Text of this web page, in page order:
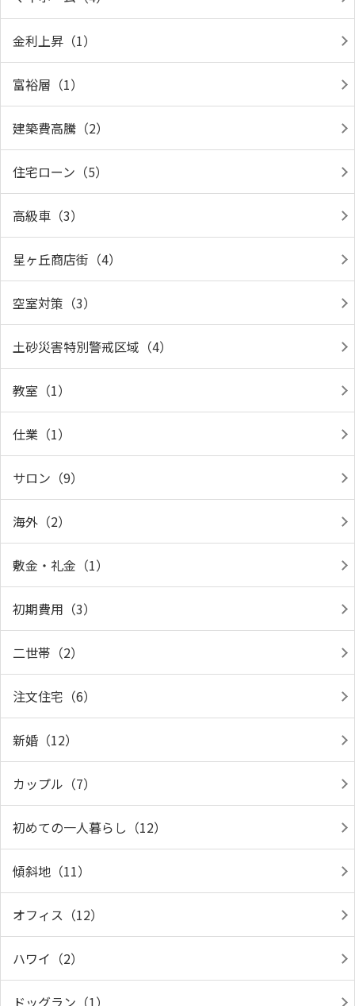
金利上昇（1）
富裕層（1）
建築費高騰（2）
住宅ローン（5）
高級車（3）
星ヶ丘商店街（4）
空室対策（3）
土砂災害特別警戒区域（4）
教室（1）
仕業（1）
サロン（9）
海外（2）
敷金・礼金（1）
初期費用（3）
二世帯（2）
注文住宅（6）
新婚（12）
カップル（7）
初めての一人暮らし（12）
傾斜地（11）
オフィス（12）
ハワイ（2）
ドッグラン（1）